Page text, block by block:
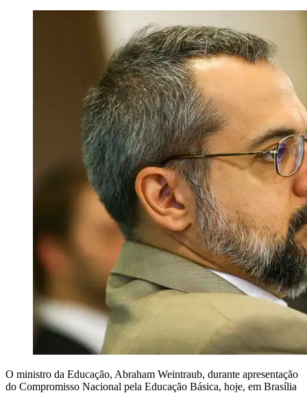
O ministro da Educação, Abraham Weintraub, durante apresentação
do Compromisso Nacional pela Educação Básica, hoje, em Brasília